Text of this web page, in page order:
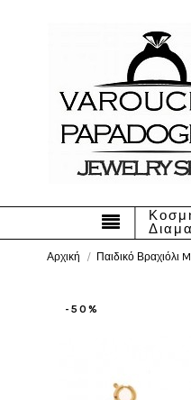
Αρχική Παιδικό Βραχιόλι
-50%